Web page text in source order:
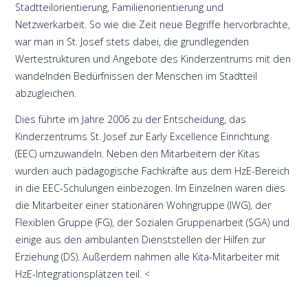
Stadtteilorientierung, Familienorientierung und
Netzwerkarbeit. So wie die Zeit neue Begriffe hervorbrachte,
war man in St. Josef stets dabei, die grundlegenden
Wertestrukturen und Angebote des Kinderzentrums mit den
wandelnden Bedürfnissen der Menschen im Stadtteil
abzugleichen.
Dies führte im Jahre 2006 zu der Entscheidung, das
Kinderzentrums St. Josef zur Early Excellence Einrichtung
(EEC) umzuwandeln. Neben den Mitarbeitern der Kitas
wurden auch pädagogische Fachkräfte aus dem HzE-Bereich
in die EEC-Schulungen einbezogen. Im Einzelnen waren dies
die Mitarbeiter einer stationären Wohngruppe (IWG), der
Flexiblen Gruppe (FG), der Sozialen Gruppenarbeit (SGA) und
einige aus den ambulanten Dienststellen der Hilfen zur
Erziehung (DS). Außerdem nahmen alle Kita-Mitarbeiter mit
HzE-Integrationsplätzen teil. <